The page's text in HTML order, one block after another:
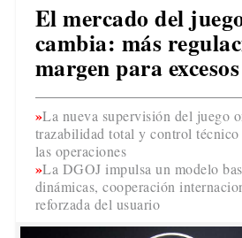
El mercado del
cambia: más
margen para excesos
La nueva supervisión del juego
trazabilidad total y control
las operaciones
La DGOJ impulsa un modelo
dinámicas, cooperación
reforzada del usuario